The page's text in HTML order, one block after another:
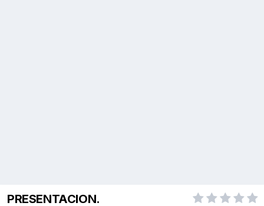
PRESENTACION.